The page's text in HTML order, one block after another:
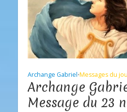
Archange Gabriel•Messages du
Archange
Message du 23